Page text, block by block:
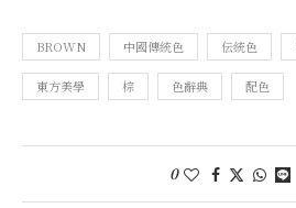
BROWN 中國傳統色 伝統色
東方美學 棕 色辭典 配色
0